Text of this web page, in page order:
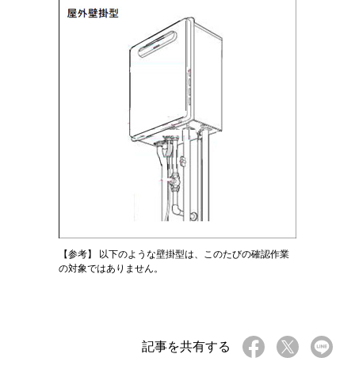
【参考】 以下のような壁掛型は、このたびの確認作業
の対象ではありません。
記事を共有する